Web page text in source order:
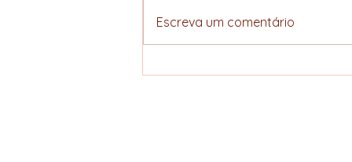
Escreva um comentário